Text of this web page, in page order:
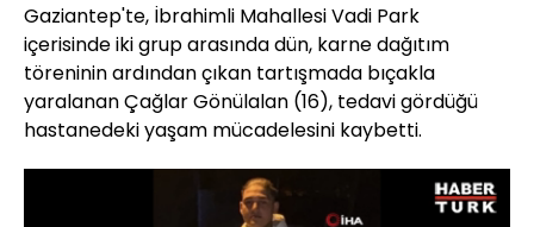
Gaziantep'te, İbrahimli Mahallesi Vadi Park
içerisinde iki grup arasında dün, karne dağıtım
töreninin ardından çıkan tartışmada bıçakla
yaralanan Çağlar Gönülalan (16), tedavi gördüğü
hastanedeki yaşam mücadelesini kaybetti.